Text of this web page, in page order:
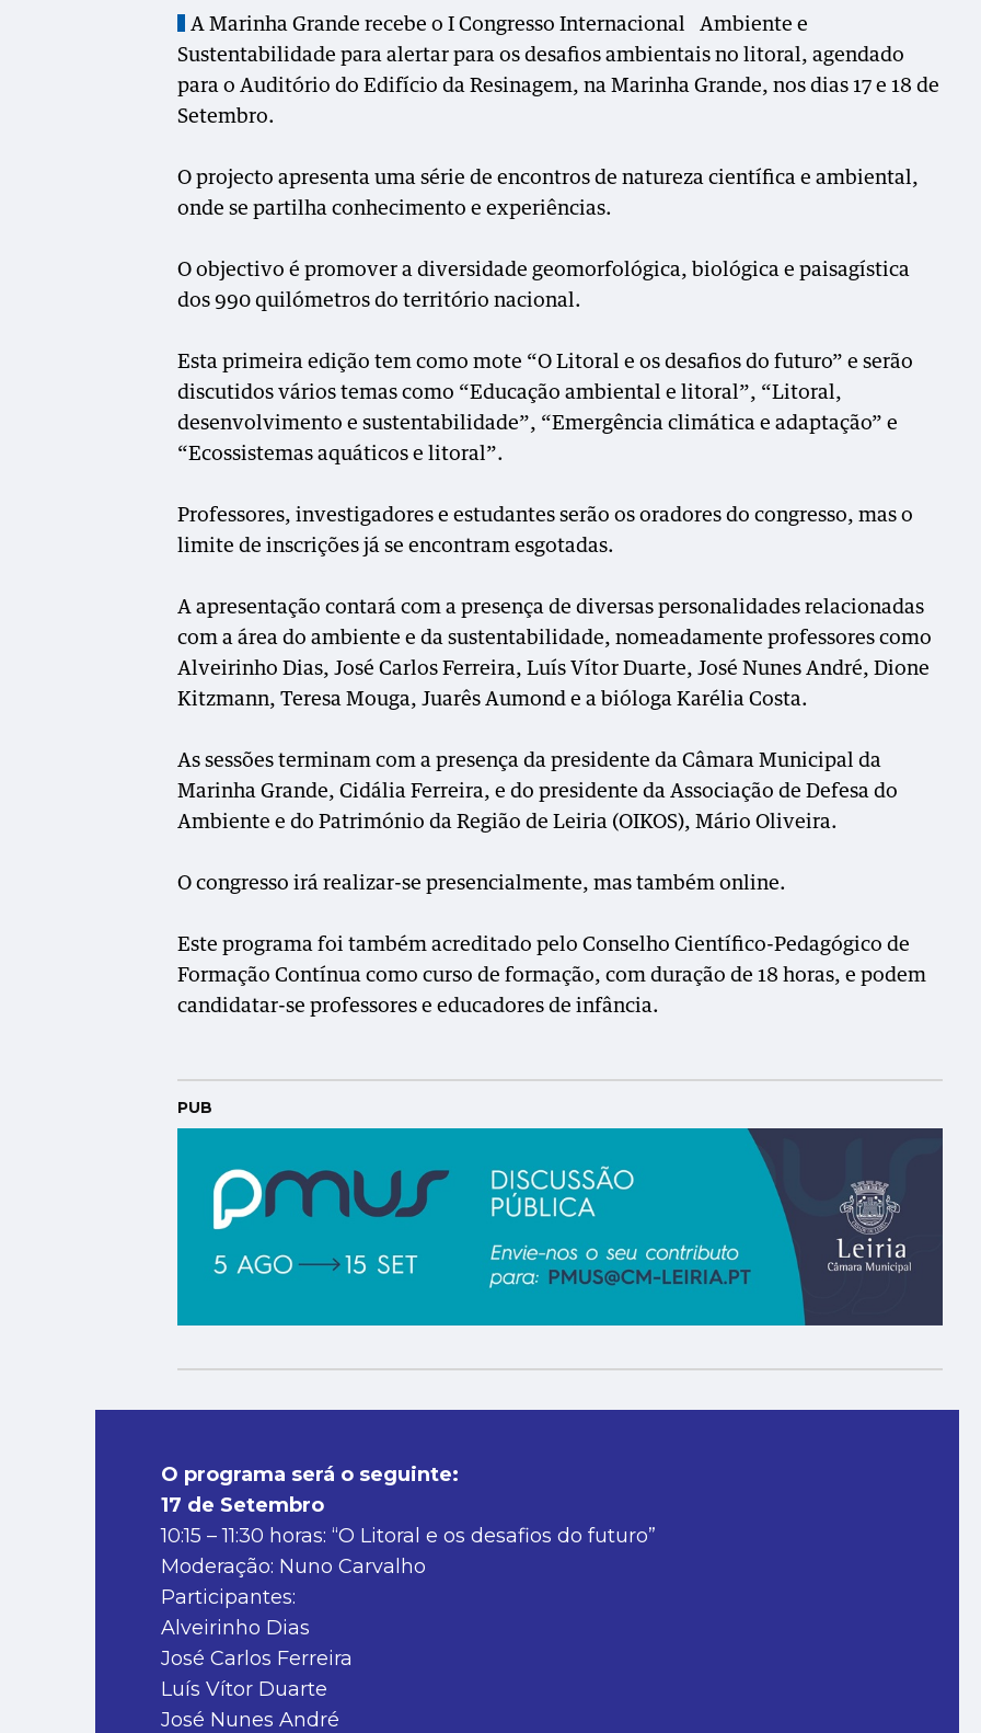
A Marinha Grande recebe o I Congresso Internacional Ambiente e
Sustentabilidade para alertar para os desafios ambientais no litoral, agendado
para o Auditório do Edifício da Resinagem, na Marinha Grande, nos dias 17 e 18 de
Setembro.
O projecto apresenta uma série de encontros de natureza científica e ambiental,
onde se partilha conhecimento e experiências.
O objectivo é promover a diversidade geomorfológica, biológica e paisagística
dos 990 quilómetros do território nacional.
Esta primeira edição tem como mote “O Litoral e os desafios do futuro” e serão
discutidos vários temas como “Educação ambiental e litoral”, “Litoral,
desenvolvimento e sustentabilidade”, “Emergência climática e adaptação” e
“Ecossistemas aquáticos e litoral”.
Professores, investigadores e estudantes serão os oradores do congresso, mas o
limite de inscrições já se encontram esgotadas.
A apresentação contará com a presença de diversas personalidades relacionadas
com a área do ambiente e da sustentabilidade, nomeadamente professores como
Alveirinho Dias, José Carlos Ferreira, Luís Vítor Duarte, José Nunes André, Dione
Kitzmann, Teresa Mouga, Juarês Aumond e a bióloga Karélia Costa.
As sessões terminam com a presença da presidente da Câmara Municipal da
Marinha Grande, Cidália Ferreira, e do presidente da Associação de Defesa do
Ambiente e do Património da Região de Leiria (OIKOS), Mário Oliveira.
O congresso irá realizar-se presencialmente, mas também online.
Este programa foi também acreditado pelo Conselho Científico-Pedagógico de
Formação Contínua como curso de formação, com duração de 18 horas, e podem
candidatar-se professores e educadores de infância.
PUB
O programa será o seguinte:
17 de Setembro
10:15 – 11:30 horas: “O Litoral e os desafios do futuro”
Moderação: Nuno Carvalho
Participantes:
Alveirinho Dias
José Carlos Ferreira
Luís Vítor Duarte
José Nunes André